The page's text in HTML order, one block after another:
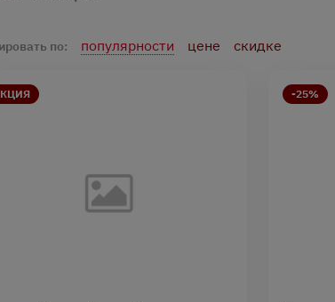
по: популярности цене скидке
-25%